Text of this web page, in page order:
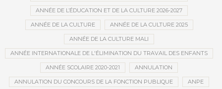
ANNÉE DE L’ÉDUCATION ET DE LA CULTURE 2026-2027
ANNÉE DE LA CULTURE ANNÉE DE LA CULTURE 2025
ANNÉE DE LA CULTURE MALI
ANNÉE INTERNATIONALE DE L'ÉLIMINATION DU TRAVAIL DES ENFANTS
ANNÉE SCOLAIRE 2020-2021 ANNULATION
ANNULATION DU CONCOURS DE LA FONCTION PUBLIQUE ANPE